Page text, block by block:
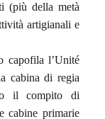
(più della metà
artigianali e
capofila l’Unité
cabina di regia
il compito di
cabine primarie